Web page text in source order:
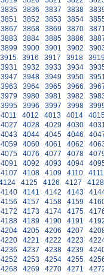
3835 3836 3837 3838
3851 3852 3853 3854
3867 3868 3869 3870
3883 3884 3885 3886
3899 3900 3901 3902
3915 3916 3917 3918
3931 3932 3933 3934
3947 3948 3949 3950
3963 3964 3965 3966
3979 3980 3981 3982
3995 3996 3997 3998
4011 4012 4013 4014
4027 4028 4029 4030
4043 4044 4045 4046
4059 4060 4061 4062
4075 4076 4077 4078
4091 4092 4093 4094
4107 4108 4109 4110
4111
4125 4126 4127
4128
4140 4141 4142 4143
4156 4157 4158 4159
4172 4173 4174 4175
4188 4189 4190 4191
4204 4205 4206 4207
4220 4221 4222 4223
4236 4237 4238 4239
4252 4253 4254 4255
4268 4269 4270 4271